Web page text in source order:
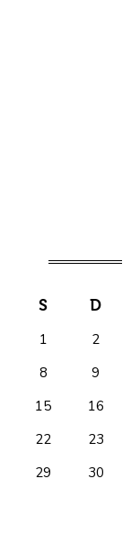
S D
1
2
8
9
15
16
22
23
29
30